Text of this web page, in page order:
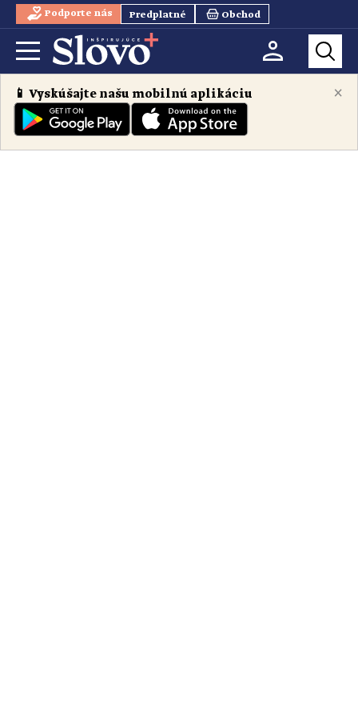
Podporte nás Predplatné Obchod
×
📱 Vyskúšajte našu mobilnú aplikáciu